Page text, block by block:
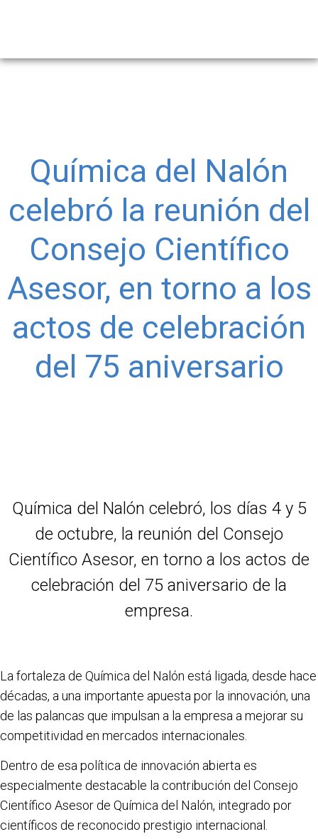
Química del Nalón
celebró la reunión del
Consejo Científico
Asesor, en torno a los
actos de celebración
del 75 aniversario
Química del Nalón celebró, los días 4 y 5
de octubre, la reunión del Consejo
Científico Asesor, en torno a los actos de
celebración del 75 aniversario de la
empresa.
La fortaleza de Química del Nalón está ligada, desde hace
décadas, a una importante apuesta por la innovación, una
de las palancas que impulsan a la empresa a mejorar su
competitividad en mercados internacionales.
Dentro de esa política de innovación abierta es
especialmente destacable la contribución del Consejo
Científico Asesor de Química del Nalón, integrado por
científicos de reconocido prestigio internacional.